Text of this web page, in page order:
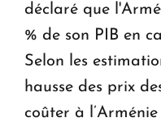
déclaré que
% de son PIB en
Selon les
hausse des prix
coûter à